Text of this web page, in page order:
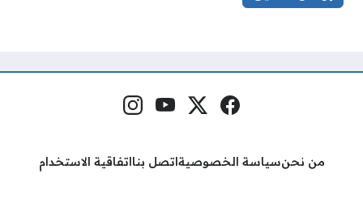
مواقع التواصل فيسبوكمنصة إكس
يوتيوبإنستغرام
من نحنسياسة الخصوصيةاتصل بنااتفاقية الاستخدام